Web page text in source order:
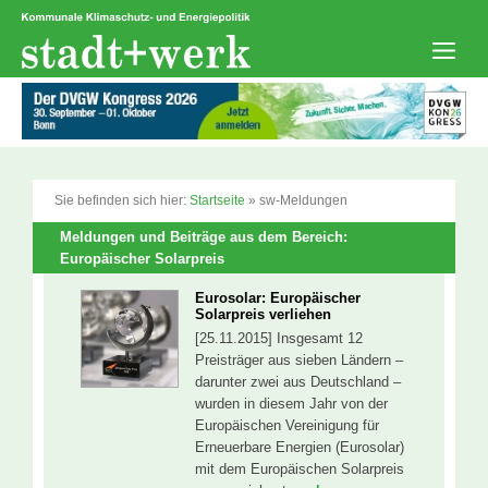
Zum
springen
Sie befinden sich hier: Startseite » sw-Meldungen
Meldungen und Beiträge aus dem Bereich:
Europäischer Solarpreis
Eurosolar: Europäischer
Solarpreis verliehen
[25.11.2015] Insgesamt 12
Preisträger aus sieben Ländern –
darunter zwei aus Deutschland –
wurden in diesem Jahr von der
Europäischen Vereinigung für
Erneuerbare Energien (Eurosolar)
mit dem Europäischen Solarpreis